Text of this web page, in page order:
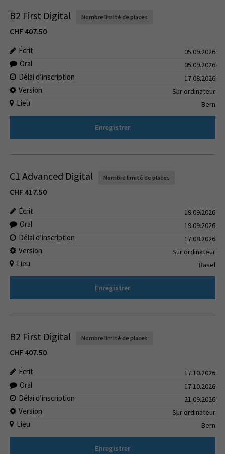
B2 First Digital Nombre limité de places
CHF 407.50
Écrit 05.09.2026
Oral 05.09.2026
Délai d’inscription 17.08.2026
Version Sur ordinateur
Lieu Bern
Enregistrer
C1 Advanced Digital Nombre limité de places
CHF 417.50
Écrit 19.09.2026
Oral 19.09.2026
Délai d’inscription 17.08.2026
Version Sur ordinateur
Lieu Basel
Enregistrer
B2 First Digital Nombre limité de places
CHF 407.50
Écrit 17.10.2026
Oral 17.10.2026
Délai d’inscription 21.09.2026
Version Sur ordinateur
Lieu Bern
Enregistrer